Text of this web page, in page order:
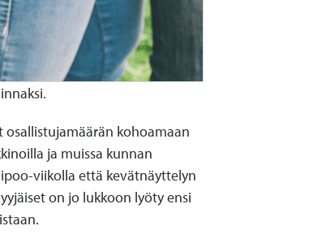
osallistujamäärän kohoamaan
ja muissa kunnan
viikolla että kevätnäyttelyn
on jo lukkoon lyöty ensi